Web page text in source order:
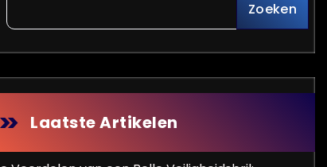
Zoeken
Laatste Artikelen